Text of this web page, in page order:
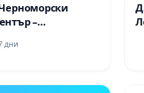
–
за младите на
дни